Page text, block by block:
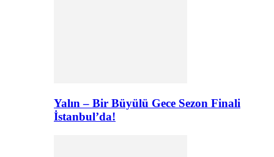
Yalın – Bir Büyülü Gece Sezon Finali
İstanbul’da!